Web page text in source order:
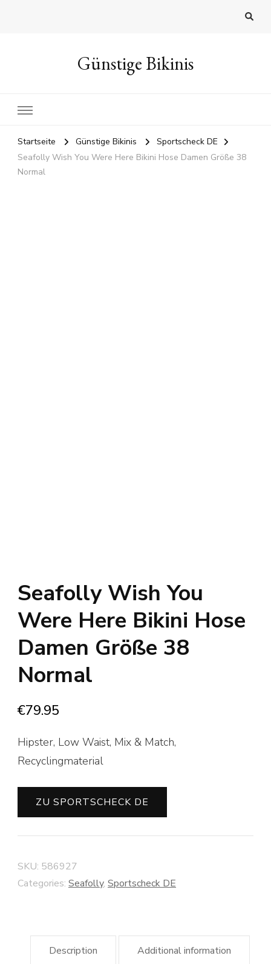
Günstige Bikinis
Startseite Günstige Bikinis
Sportscheck DE
Seafolly Wish You Were Here Bikini Hose Damen Größe 38
Normal
Seafolly Wish You
Were Here Bikini Hose
Damen Größe 38
Normal
€79.95
Hipster, Low Waist, Mix & Match,
Recyclingmaterial
ZU SPORTSCHECK DE
SKU: 586927
Categories: Seafolly, Sportscheck DE
Description Additional information